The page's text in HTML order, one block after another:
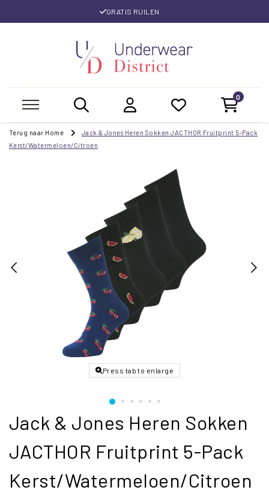
GRATIS RUILEN
0
Terug naar Home
Jack & Jones Heren Sokken JACTHOR Fruitprint 5-Pack
Kerst/Watermeloen/Citroen
Press tab to enlarge
Jack & Jones Heren Sokken
JACTHOR Fruitprint 5-Pack
Kerst/Watermeloen/Citroen